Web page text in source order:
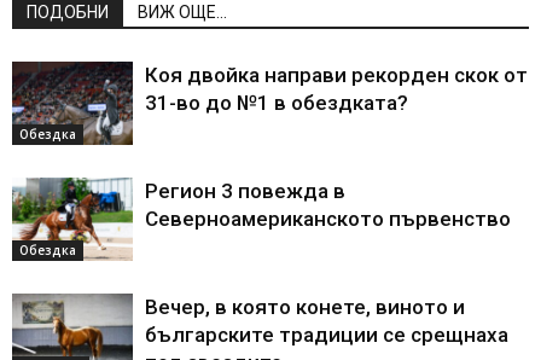
ПОДОБНИ ВИЖ ОЩЕ...
Обездка
Коя двойка направи рекорден скок от
31-во до №1 в обездката?
Обездка
Регион 3 повежда в
Северноамериканското първенство
Вечер, в която конете, виното и
българските традиции се срещнаха